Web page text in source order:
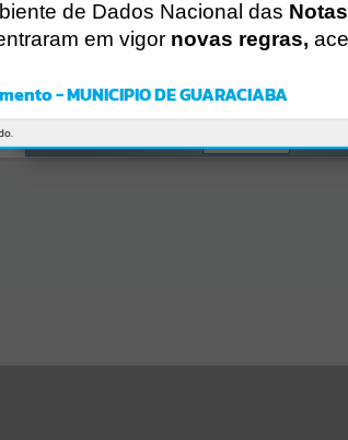
de Dados Nacional das
em vigor novas regras,
- MUNICIPIO DE GUARACIABA
Uncaught SyntaxError: Unexpected token '('
https://guaraciaba.atende.net/https:/
agina/licitacao-tomada-de-precos-81-
b77cfd5741fafc9972edc7a641fea.js?v=83d4f602:47
OK